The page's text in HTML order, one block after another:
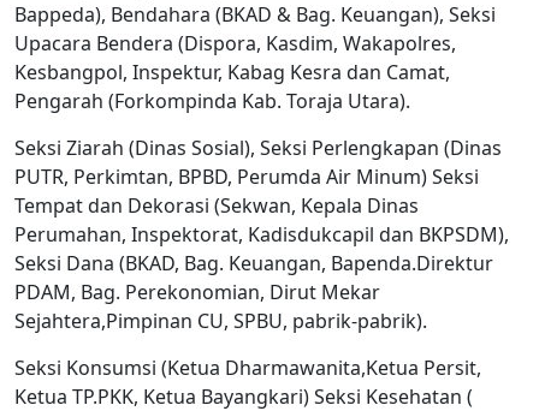
Bappeda), Bendahara (BKAD & Bag. Keuangan), Seksi
Upacara Bendera (Dispora, Kasdim, Wakapolres,
Kesbangpol, Inspektur, Kabag Kesra dan Camat,
Pengarah (Forkompinda Kab. Toraja Utara).
Seksi Ziarah (Dinas Sosial), Seksi Perlengkapan (Dinas
PUTR, Perkimtan, BPBD, Perumda Air Minum) Seksi
Tempat dan Dekorasi (Sekwan, Kepala Dinas
Perumahan, Inspektorat, Kadisdukcapil dan BKPSDM),
Seksi Dana (BKAD, Bag. Keuangan, Bapenda.Direktur
PDAM, Bag. Perekonomian, Dirut Mekar
Sejahtera,Pimpinan CU, SPBU, pabrik-pabrik).
Seksi Konsumsi (Ketua Dharmawanita,Ketua Persit,
Ketua TP.PKK, Ketua Bayangkari) Seksi Kesehatan (